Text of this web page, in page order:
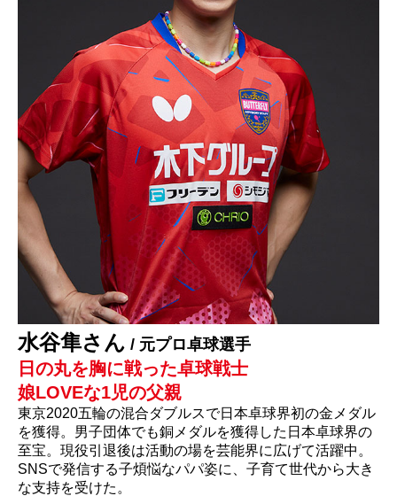
水谷隼さん / 元プロ卓球選手
日の丸を胸に戦った卓球戦士
娘LOVEな1児の父親
東京2020五輪の混合ダブルスで日本卓球界初の金メダル
を獲得。男子団体でも銅メダルを獲得した日本卓球界の
至宝。現役引退後は活動の場を芸能界に広げて活躍中。
SNSで発信する子煩悩なパパ姿に、子育て世代から大き
な支持を受けた。